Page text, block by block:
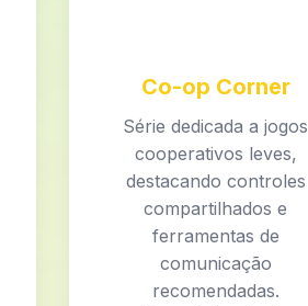
Co-op Corner
Série dedicada a jogos
cooperativos leves,
destacando controles
compartilhados e
ferramentas de
comunicação
recomendadas.